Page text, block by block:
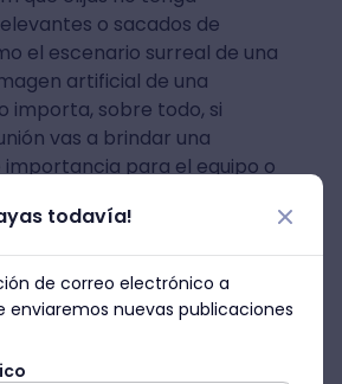
o sacados de
el escenario surreal de una
artificial de una
importa, sobre todo, si
vas a brindar una
importancia para el equipo o
que trabajas.
para el fondo virtual
relación de aspecto
todavía!
de correo electrónico a
nuevas publicaciones